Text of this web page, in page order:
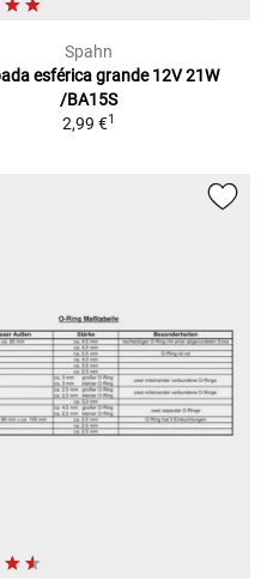
Spahn
esférica grande 12V 21W
/BA15S
2,99 €1